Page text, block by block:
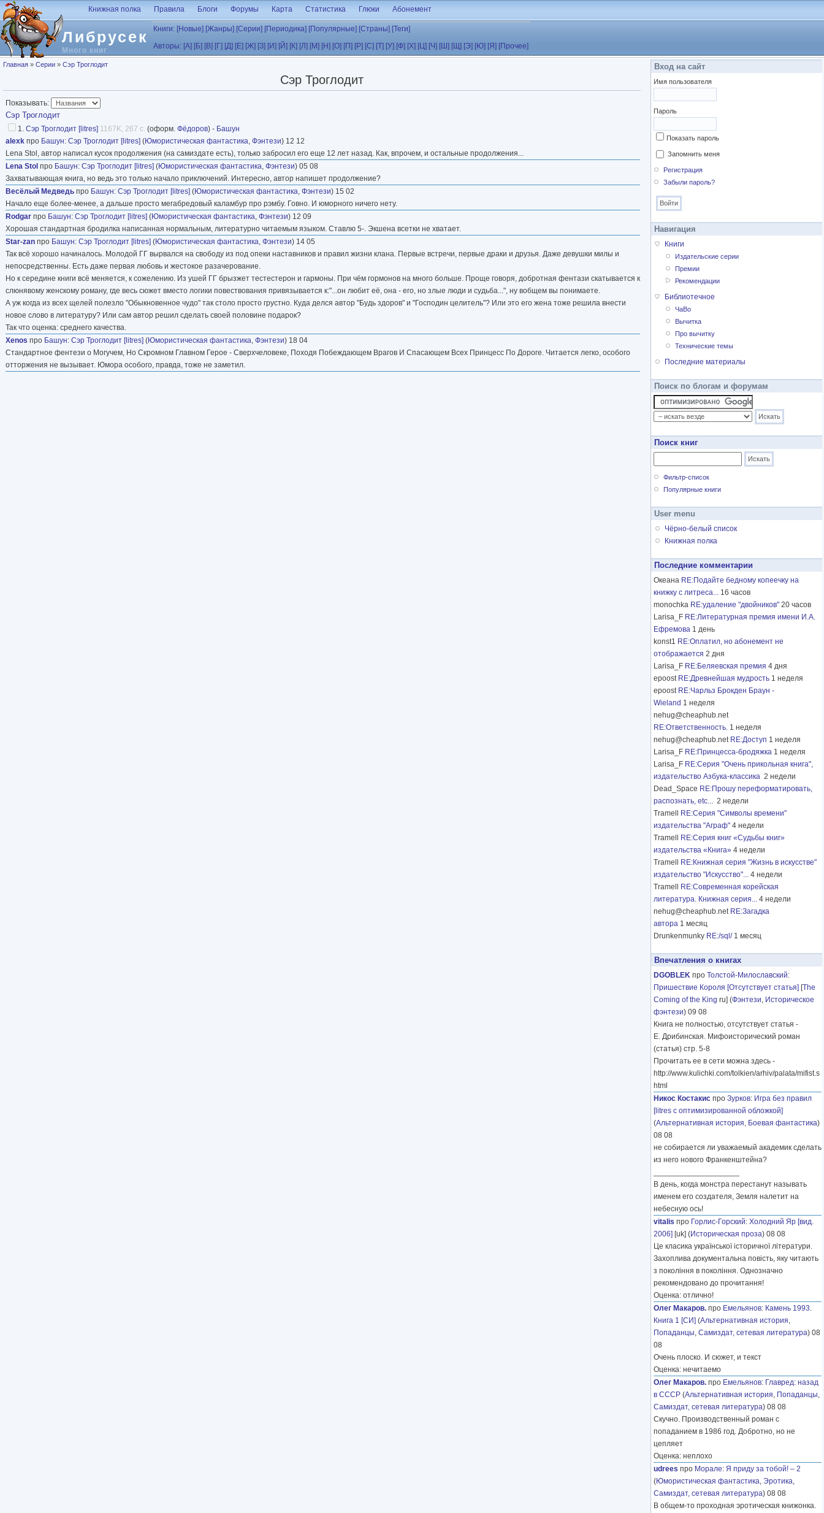
Перейти к основному содержанию
Либрусек
Много книг
Книжная полка Правила Блоги Форумы Карта Статистика Глюки Абонемент
Книги: [Новые] [Жанры] [Серии] [Периодика] [Популярные] [Страны] [Теги]
Авторы: [А] [Б] [В] [Г] [Д] [Е] [Ж] [З] [И] [Й] [К] [Л] [М] [Н] [О] [П] [Р] [С] [Т] [У] [Ф] [Х] [Ц] [Ч] [Ш] [Щ] [Э] [Ю] [Я] [Прочее]
Вы здесь
Главная » Серии » Сэр Троглодит
Сэр Троглодит
Показывать:
Сэр Троглодит
1. Сэр Троглодит [litres] 1167K, 267 с. (оформ. Фёдоров) - Башун
alexk про Башун: Сэр Троглодит [litres] (Юмористическая фантастика, Фэнтези) 12 12
Lena Stol, автор написал кусок продолжения (на самиздате есть), только забросил его еще 12 лет назад. Как, впрочем, и остальные продолжения...
Lena Stol про Башун: Сэр Троглодит [litres] (Юмористическая фантастика, Фэнтези) 05 08
Захватывающая книга, но ведь это только начало приключений. Интересно, автор напишет продолжение?
Весёлый Медведь про Башун: Сэр Троглодит [litres] (Юмористическая фантастика, Фэнтези) 15 02
Начало еще более-менее, а дальше просто мегабредовый каламбур про рэмбу. Говно. И юморного ничего нету.
Rodgar про Башун: Сэр Троглодит [litres] (Юмористическая фантастика, Фэнтези) 12 09
Хорошая стандартная бродилка написанная нормальным, литературно читаемым языком. Ставлю 5-. Экшена всетки не хватает.
Star-zan про Башун: Сэр Троглодит [litres] (Юмористическая фантастика, Фэнтези) 14 05
Так всё хорошо начиналось. Молодой ГГ вырвался на свободу из под опеки наставников и правил жизни клана. Первые встречи, первые драки и друзья. Даже девушки милы и
непосредственны. Есть даже первая любовь и жестокое разачерование.
Но к середине книги всё меняется, к сожелению. Из ушей ГГ брызжет тестестерон и гармоны. При чём гормонов на много больше. Проще говоря, добротная фентази скатывается к
слюнявому женскому роману, где весь сюжет вместо логики повествования привязывается к:"...он любит её, она - его, но злые люди и судьба...", ну вобщем вы понимаете.
А уж когда из всех щелей полезло "Обыкновенное чудо" так столо просто грустно. Куда делся автор "Будь здоров" и "Господин целитель"? Или это его жена тоже решила внести
новое слово в литературу? Или сам автор решил сделать своей половине подарок?
Так что оценка: среднего качества.
Xenos про Башун: Сэр Троглодит [litres] (Юмористическая фантастика, Фэнтези) 18 04
Стандартное фентези о Могучем, Но Скромном Главном Герое - Сверхчеловеке, Походя Побеждающем Врагов И Спасающем Всех Принцесс По Дороге. Читается легко, особого
отторжения не вызывает. Юмора особого, правда, тоже не заметил.
Вход на сайт
Имя пользователя
Пароль
Показать пароль
Запомнить меня
Регистрация
Забыли пароль?
Навигация
Книги
Издательские серии
Премии
Рекомендации
Библиотечное
ЧаВо
Вычитка
Про вычитку
Технические темы
Последние материалы
Поиск по блогам и форумам
Поиск книг
Фильтр-список
Популярные книги
User menu
Чёрно-белый список
Книжная полка
Последние комментарии
Океана RE:Подайте бедному копеечку на
книжку с литреса... 16 часов
monochka RE:удаление "двойников" 20 часов
Larisa_F RE:Литературная премия имени И.А.
Ефремова 1 день
konst1 RE:Оплатил, но абонемент не
отображается 2 дня
Larisa_F RE:Беляевская премия 4 дня
epoost RE:Древнейшая мудрость 1 неделя
epoost RE:Чарльз Брокден Браун -
Wieland 1 неделя
nehug@cheaphub.net
RE:Ответственность. 1 неделя
nehug@cheaphub.net RE:Доступ 1 неделя
Larisa_F RE:Принцесса-бродяжка 1 неделя
Larisa_F RE:Серия "Очень прикольная книга",
издательство Азбука-классика 2 недели
Dead_Space RE:Прошу переформатировать,
распознать, etc... 2 недели
Tramell
RE:Серия "Символы времени"
издательства "Аграф" 4 недели
Tramell
RE:Серия книг «Судьбы книг»
издательства «Книга» 4 недели
Tramell
RE:Книжная серия "Жизнь в искусстве"
издательство "Искусство"... 4 недели
Tramell
RE:Современная корейская
литература. Книжная серия... 4 недели
nehug@cheaphub.net RE:Загадка
автора 1 месяц
Drunkenmunky RE:/sql/ 1 месяц
Впечатления о книгах
DGOBLEK про Толстой-Милославский:
Пришествие Короля [Отсутствует статья] [The
Coming of the King ru] (Фэнтези, Историческое
фэнтези) 09 08
Книга не полностью, отсутствует статья -
Е. Дрибинская. Мифоисторический роман
(статья) стр. 5-8
Прочитать ее в сети можна здесь -
http://www.kulichki.com/tolkien/arhiv/palata/mifist.s
html
Никос Костакис про Зурков: Игра без правил
[litres с оптимизированной обложкой]
(Альтернативная история, Боевая фантастика)
08 08
не собирается ли уважаемый академик сделать
из него нового Франкенштейна?
В день, когда монстра перестанут называть
именем его создателя, Земля налетит на
небесную ось!
vitalis про Горлис-Горский: Холодний Яр [вид.
2006] [uk] (Историческая проза) 08 08
Це класика української історичної літератури.
Захоплива документальна повість, яку читають
з покоління в покоління. Однозначно
рекомендовано до прочитання!
Оценка: отлично!
Олег Макаров. про Емельянов: Камень 1993.
Книга 1 [СИ] (Альтернативная история,
Попаданцы, Самиздат, сетевая литература) 08
08
Очень плоско. И сюжет, и текст
Оценка: нечитаемо
Олег Макаров. про Емельянов: Главред: назад
в СССР (Альтернативная история, Попаданцы,
Самиздат, сетевая литература) 08 08
Скучно. Производственный роман с
попаданием в 1986 год. Добротно, но не
цепляет
Оценка: неплохо
udrees про Морале: Я приду за тобой! – 2
(Юмористическая фантастика, Эротика,
Самиздат, сетевая литература) 08 08
В общем-то проходная эротическая книжонка.